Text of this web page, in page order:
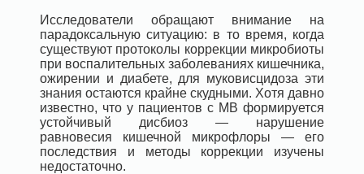
Исследователи обращают внимание на
парадоксальную ситуацию: в то время, когда
существуют протоколы коррекции микробиоты
при воспалительных заболеваниях кишечника,
ожирении и диабете, для муковисцидоза эти
знания остаются крайне скудными. Хотя давно
известно, что у пациентов с МВ формируется
устойчивый дисбиоз — нарушение
равновесия кишечной микрофлоры — его
последствия и методы коррекции изучены
недостаточно.